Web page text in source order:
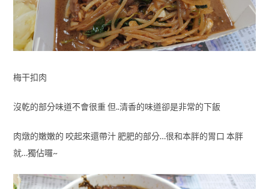
梅干扣肉
沒乾的部分味道不會很重 但..清香的味道卻是非常的下飯
肉燉的嫩嫩的 咬起來還帶汁 肥肥的部分…很和本胖的胃口 本胖
就…獨佔囉~